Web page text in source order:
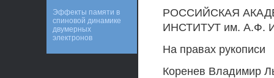
РОССИЙСКАЯ
ИНСТИТУТ им. А.Ф.
На правах рукописи
Коренев Владимир
Эффекты памяти в
спиновой динамике
двумерных
электронов